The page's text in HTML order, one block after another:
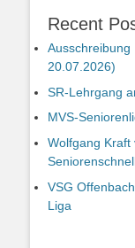
Recent
Ausschreibung
20.07.2026)
SR-Lehrgang
MVS-
Wolfgang Kraft
VSG
Liga